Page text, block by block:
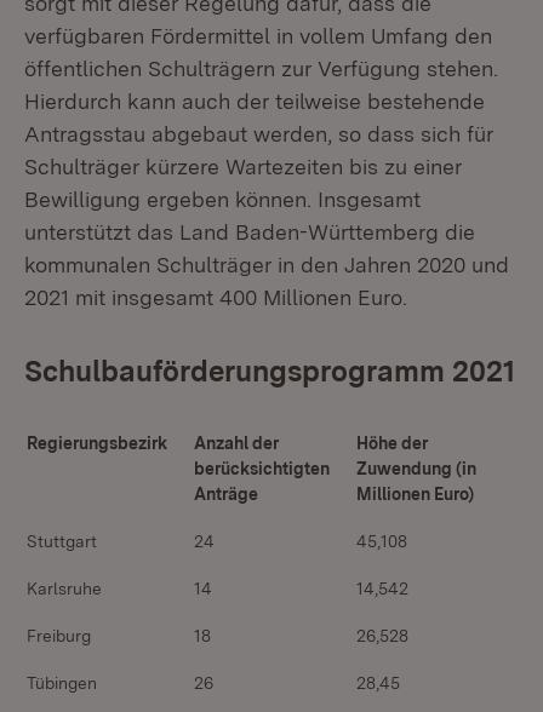
verfügbaren Fördermittel in vollem Umfang den
öffentlichen Schulträgern zur Verfügung stehen.
Hierdurch kann auch der teilweise bestehende
Antragsstau abgebaut werden, so dass sich für
Schulträger kürzere Wartezeiten bis zu einer
Bewilligung ergeben können. Insgesamt
unterstützt das Land Baden-Württemberg die
kommunalen Schulträger in den Jahren 2020 und
2021 mit insgesamt 400 Millionen Euro.
Schulbauförderungsprogramm 2021
Regierungsbezirk
Anzahl der
berücksichtigten
Anträge
Höhe der
Zuwendung (in
Millionen Euro)
Stuttgart 24 45,108
Karlsruhe 14 14,542
Freiburg 18 26,528
Tübingen 26 28,45